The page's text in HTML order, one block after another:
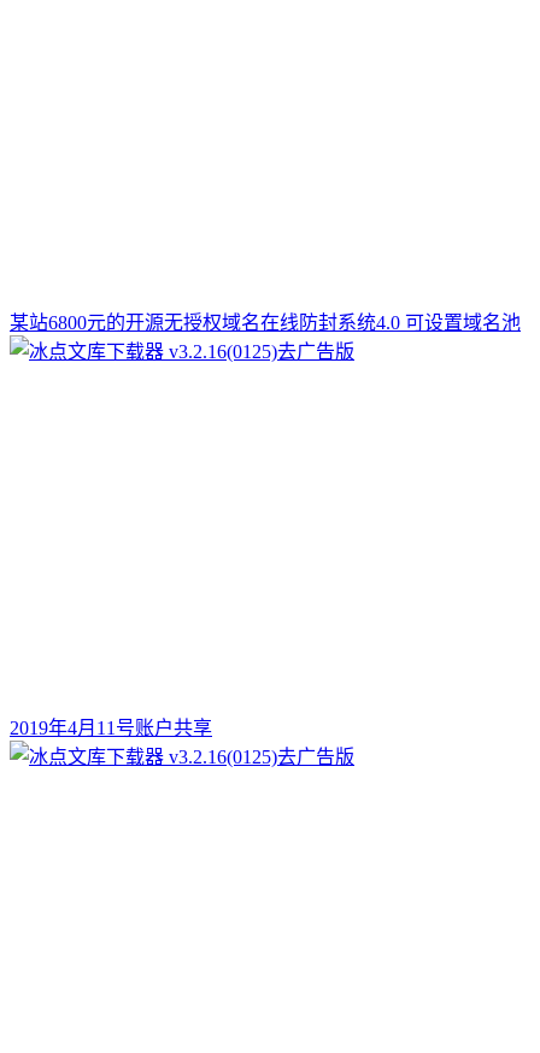
某站6800元的开源无授权域名在线防封系统4.0 可设置域名池
2019年4月11号账户共享